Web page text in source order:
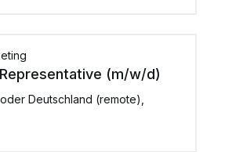
(m/w/d)
Deutschland (remote),